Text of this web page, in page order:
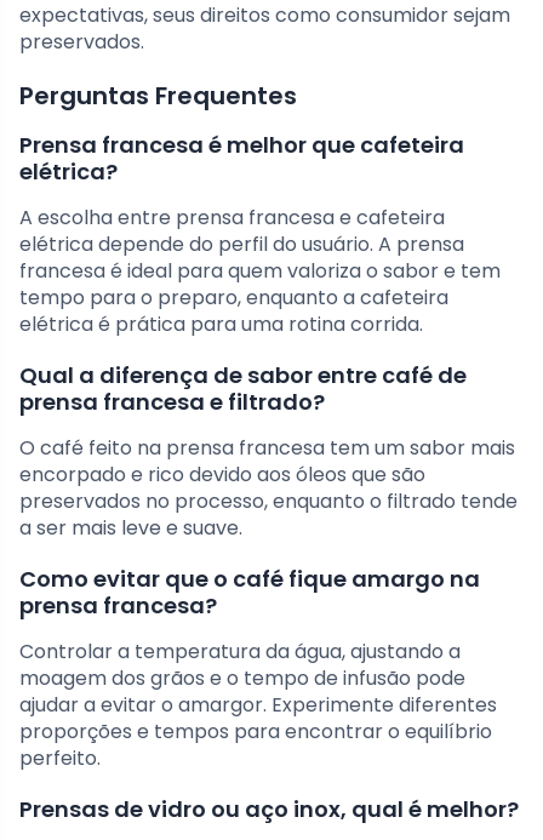
expectativas, seus direitos como consumidor sejam
preservados.
Perguntas Frequentes
Prensa francesa é melhor que cafeteira
elétrica?
A escolha entre prensa francesa e cafeteira
elétrica depende do perfil do usuário. A prensa
francesa é ideal para quem valoriza o sabor e tem
tempo para o preparo, enquanto a cafeteira
elétrica é prática para uma rotina corrida.
Qual a diferença de sabor entre café de
prensa francesa e filtrado?
O café feito na prensa francesa tem um sabor mais
encorpado e rico devido aos óleos que são
preservados no processo, enquanto o filtrado tende
a ser mais leve e suave.
Como evitar que o café fique amargo na
prensa francesa?
Controlar a temperatura da água, ajustando a
moagem dos grãos e o tempo de infusão pode
ajudar a evitar o amargor. Experimente diferentes
proporções e tempos para encontrar o equilíbrio
perfeito.
Prensas de vidro ou aço inox, qual é melhor?